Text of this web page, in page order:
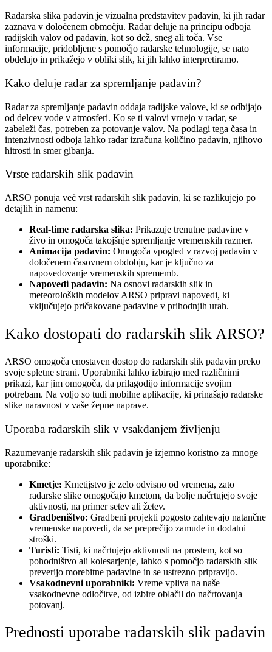
Radarska slika padavin je vizualna predstavitev padavin, ki jih radar
zaznava v določenem območju. Radar deluje na principu odboja
radijskih valov od padavin, kot so dež, sneg ali toča. Vse
informacije, pridobljene s pomočjo radarske tehnologije, se nato
obdelajo in prikažejo v obliki slik, ki jih lahko interpretiramo.
Kako deluje radar za spremljanje padavin?
Radar za spremljanje padavin oddaja radijske valove, ki se odbijajo
od delcev vode v atmosferi. Ko se ti valovi vrnejo v radar, se
zabeleži čas, potreben za potovanje valov. Na podlagi tega časa in
intenzivnosti odboja lahko radar izračuna količino padavin, njihovo
hitrosti in smer gibanja.
Vrste radarskih slik padavin
ARSO ponuja več vrst radarskih slik padavin, ki se razlikujejo po
detajlih in namenu:
Real-time radarska slika: Prikazuje trenutne padavine v
živo in omogoča takojšnje spremljanje vremenskih razmer.
Animacija padavin: Omogoča vpogled v razvoj padavin v
določenem časovnem obdobju, kar je ključno za
napovedovanje vremenskih sprememb.
Napovedi padavin: Na osnovi radarskih slik in
meteoroloških modelov ARSO pripravi napovedi, ki
vključujejo pričakovane padavine v prihodnjih urah.
Kako dostopati do radarskih slik ARSO?
ARSO omogoča enostaven dostop do radarskih slik padavin preko
svoje spletne strani. Uporabniki lahko izbirajo med različnimi
prikazi, kar jim omogoča, da prilagodijo informacije svojim
potrebam. Na voljo so tudi mobilne aplikacije, ki prinašajo radarske
slike naravnost v vaše žepne naprave.
Uporaba radarskih slik v vsakdanjem življenju
Razumevanje radarskih slik padavin je izjemno koristno za mnoge
uporabnike:
Kmetje: Kmetijstvo je zelo odvisno od vremena, zato
radarske slike omogočajo kmetom, da bolje načrtujejo svoje
aktivnosti, na primer setev ali žetev.
Gradbeništvo: Gradbeni projekti pogosto zahtevajo natančne
vremenske napovedi, da se preprečijo zamude in dodatni
stroški.
Turisti: Tisti, ki načrtujejo aktivnosti na prostem, kot so
pohodništvo ali kolesarjenje, lahko s pomočjo radarskih slik
preverijo morebitne padavine in se ustrezno pripravijo.
Vsakodnevni uporabniki: Vreme vpliva na naše
vsakodnevne odločitve, od izbire oblačil do načrtovanja
potovanj.
Prednosti uporabe radarskih slik padavin